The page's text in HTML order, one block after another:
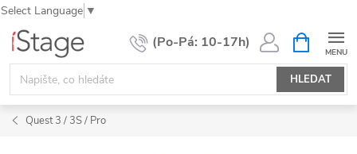
Select Language ▼
Přejít
obsah
HLEDAT
NÁKUPNÍ
KOŠÍK
Quest 3 / 3S / Pro